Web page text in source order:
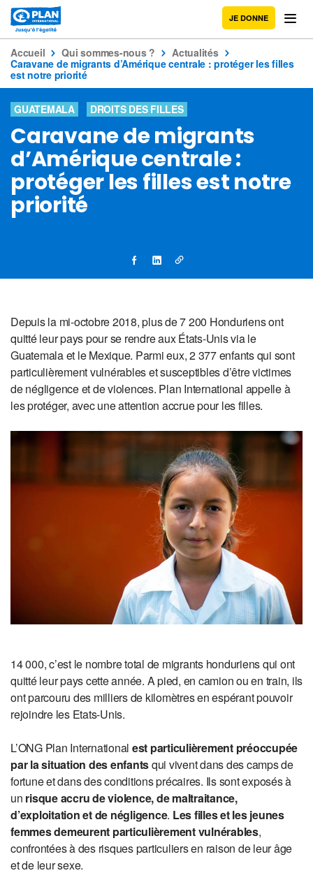
JE DONNE
Accueil Qui sommes-nous ?
Actualités
Caravane de migrants d’Amérique centrale : protéger les filles
est notre priorité
GUATEMALA DROITS DES FILLES
Caravane de migrants
d’Amérique centrale :
protéger les filles est notre
priorité
Depuis la mi-octobre 2018, plus de 7 200 Honduriens ont
quitté leur pays pour se rendre aux États-Unis via le
Guatemala et le Mexique. Parmi eux, 2 377 enfants qui sont
particulièrement vulnérables et susceptibles d’être victimes
de négligence et de violences. Plan International appelle à
les protéger, avec une attention accrue pour les filles.
14 000, c’est le nombre total de migrants honduriens qui ont
quitté leur pays cette année. A pied, en camion ou en train, ils
ont parcouru des milliers de kilomètres en espérant pouvoir
rejoindre les Etats-Unis.
L’ONG Plan International est particulièrement préoccupée
par la situation des enfantsqui vivent dans des camps de
fortune et dans des conditions précaires. Ils sont exposés à
un risque accru de violence, de maltraitance,
d’exploitation et de négligence. Les filles et les jeunes
femmes demeurent particulièrement vulnérables,
confrontées à des risques particuliers en raison de leur âge
et de leur sexe.